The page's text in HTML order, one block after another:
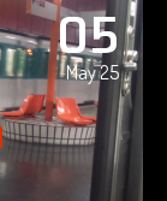
05
May 25